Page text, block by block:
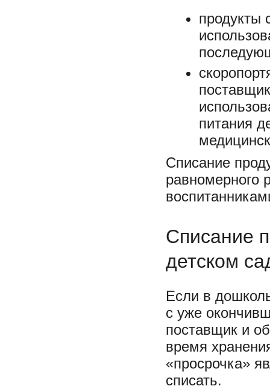
продукты
питания
Списание
равномерного
Списание
детском
Если в
с уже
поставщик и
время
«просрочка»
списать.